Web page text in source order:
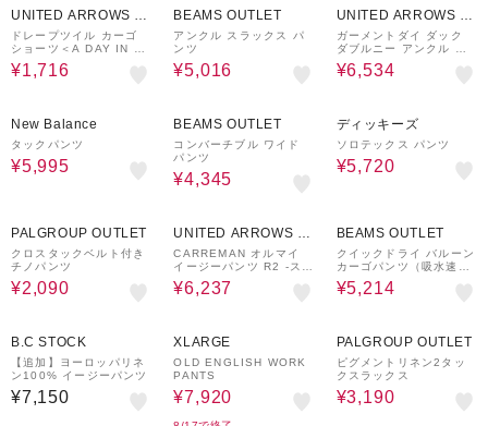
UNITED ARROWS O
UTLET
ドレープツイル カーゴ
ショーツ＜A DAY IN TH
E LIFE＞
¥1,716
BEAMS OUTLET
アンクル スラックス パ
ンツ
¥5,016
UNITED ARROWS O
UTLET
ガーメントダイ ダック
ダブルニー アンクル パ
ンツ
¥6,534
New Balance
タックパンツ
¥5,995
BEAMS OUTLET
コンバーチブル ワイド
パンツ
¥4,345
ディッキーズ
ソロテックス パンツ
¥5,720
PALGROUP OUTLET
クロスタックベルト付き
チノパンツ
¥2,090
UNITED ARROWS O
UTLET
CARREMAN オルマイ
イージーパンツ R2 -スト
レッチ-
¥6,237
BEAMS OUTLET
クイックドライ バルーン
カーゴパンツ（吸水速
乾）
¥5,214
B.C STOCK
【追加】ヨーロッパリネ
ン100% イージーパンツ
¥7,150
XLARGE
OLD ENGLISH WORK
PANTS
¥7,920
PALGROUP OUTLET
ピグメントリネン2タッ
クスラックス
¥3,190